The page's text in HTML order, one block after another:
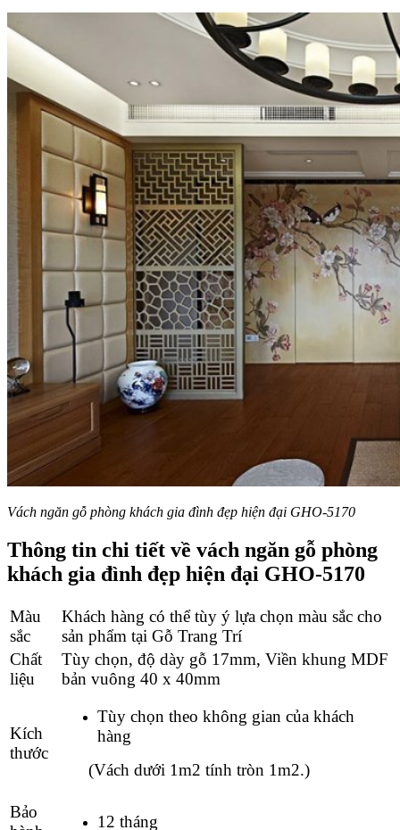
Vách ngăn gỗ phòng khách gia đình đẹp hiện đại GHO-5170
Thông tin chi tiết về vách ngăn gỗ phòng
khách gia đình đẹp hiện đại GHO-5170
Màu
sắc
Khách hàng có thể tùy ý lựa chọn màu sắc cho
sản phẩm tại Gỗ Trang Trí
Chất
liệu
Tùy chọn, độ dày gỗ 17mm, Viền khung MDF
bản vuông 40 x 40mm
Kích
thước
Tùy chọn theo không gian của khách
hàng
(Vách dưới 1m2 tính tròn 1m2.)
Bảo
12 tháng